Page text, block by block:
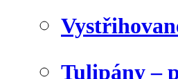
Tulipány –